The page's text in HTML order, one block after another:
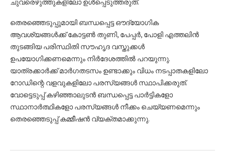
ചുവരെഴുത്തുകളിലോ ഉള്‍പ്പെടുത്തരുത്.
തെരഞ്ഞെടുപ്പുമായി ബന്ധപ്പെട്ട ഔദ്യോഗിക
ആവശ്യങ്ങള്‍ക്ക് കോട്ടണ്‍ തുണി, പേപ്പര്‍, പോളി എത്തലിന്‍
തുടങ്ങിയ പരിസ്ഥിതി സൗഹൃദ വസ്തുക്കള്‍
ഉപയോഗിക്കണമെന്നും നിര്‍ദേശത്തില്‍ പറയുന്നു.
യാത്രക്കാര്‍ക്ക് മാര്‍ഗതടസം ഉണ്ടാക്കും വിധം നടപ്പാതകളിലോ
റോഡിന്റെ വളവുകളിലോ പരസ്യങ്ങള്‍ സ്ഥാപിക്കരുത്.
വോട്ടെടുപ്പ് കഴിഞ്ഞാലുടന്‍ ബന്ധപ്പെട്ട പാര്‍ട്ടികളോ
സ്ഥാനാര്‍ത്ഥികളോ പരസ്യങ്ങള്‍ നീക്കം ചെയ്യണമെന്നും
തെരഞ്ഞെടുപ്പ് കമ്മീഷന്‍ വ്യക്തമാക്കുന്നു.